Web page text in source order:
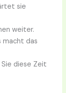
sie
weiter.
macht das
diese Zeit